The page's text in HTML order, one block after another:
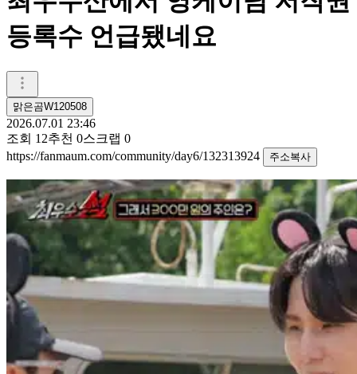
등록수 언급됐네요
맑은곰W120508
2026.07.01 23:46
조회 12추천 0스크랩 0
https://fanmaum.com/community/day6/132313924
주소복사